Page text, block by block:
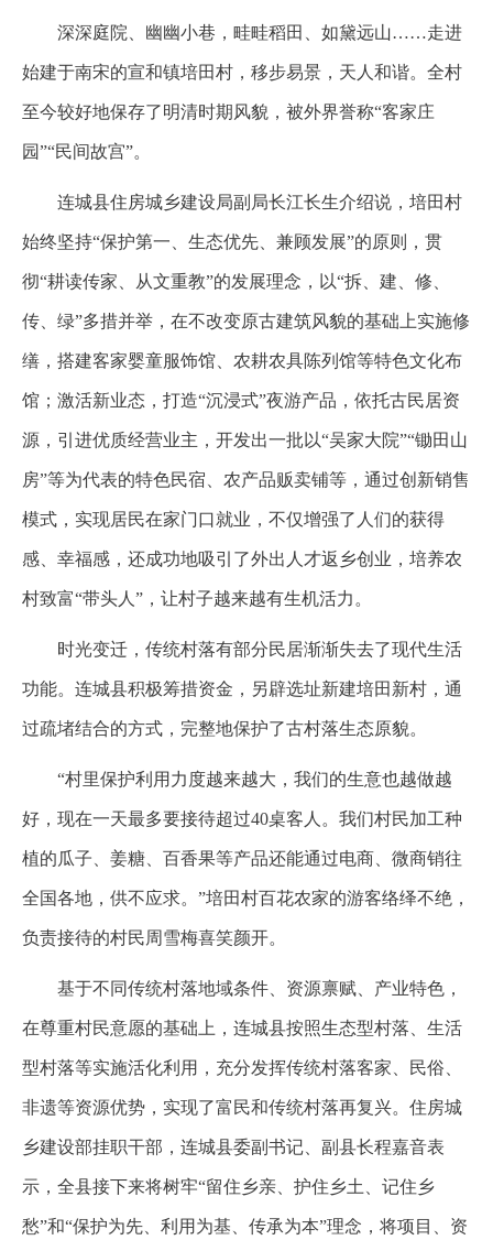
深深庭院、幽幽小巷，畦畦稻田、如黛远山……走进
始建于南宋的宣和镇培田村，移步易景，天人和谐。全村
至今较好地保存了明清时期风貌，被外界誉称“客家庄
园”“民间故宫”。
连城县住房城乡建设局副局长江长生介绍说，培田村
始终坚持“保护第一、生态优先、兼顾发展”的原则，贯
彻“耕读传家、从文重教”的发展理念，以“拆、建、修、
传、绿”多措并举，在不改变原古建筑风貌的基础上实施修
缮，搭建客家婴童服饰馆、农耕农具陈列馆等特色文化布
馆；激活新业态，打造“沉浸式”夜游产品，依托古民居资
源，引进优质经营业主，开发出一批以“吴家大院”“锄田山
房”等为代表的特色民宿、农产品贩卖铺等，通过创新销售
模式，实现居民在家门口就业，不仅增强了人们的获得
感、幸福感，还成功地吸引了外出人才返乡创业，培养农
村致富“带头人”，让村子越来越有生机活力。
时光变迁，传统村落有部分民居渐渐失去了现代生活
功能。连城县积极筹措资金，另辟选址新建培田新村，通
过疏堵结合的方式，完整地保护了古村落生态原貌。
“村里保护利用力度越来越大，我们的生意也越做越
好，现在一天最多要接待超过40桌客人。我们村民加工种
植的瓜子、姜糖、百香果等产品还能通过电商、微商销往
全国各地，供不应求。”培田村百花农家的游客络绎不绝，
负责接待的村民周雪梅喜笑颜开。
基于不同传统村落地域条件、资源禀赋、产业特色，
在尊重村民意愿的基础上，连城县按照生态型村落、生活
型村落等实施活化利用，充分发挥传统村落客家、民俗、
非遗等资源优势，实现了富民和传统村落再复兴。住房城
乡建设部挂职干部，连城县委副书记、副县长程嘉音表
示，全县接下来将树牢“留住乡亲、护住乡土、记住乡
愁”和“保护为先、利用为基、传承为本”理念，将项目、资